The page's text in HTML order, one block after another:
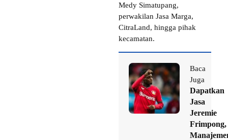
Medy Simatupang,
perwakilan Jasa Marga,
CitraLand, hingga pihak
kecamatan.
Baca
Juga
Dapatkan
Jasa
Jeremie
Frimpong,